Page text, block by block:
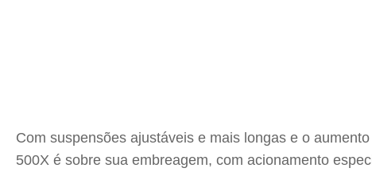
Com suspensões ajustáveis e mais longas e o
500X é sobre sua embreagem, com acionamento